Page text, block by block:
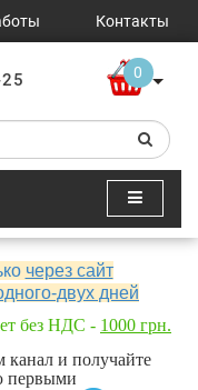
Контакты
0
через сайт
двух дней
без НДС - 1000 грн.
канал и получайте
первыми